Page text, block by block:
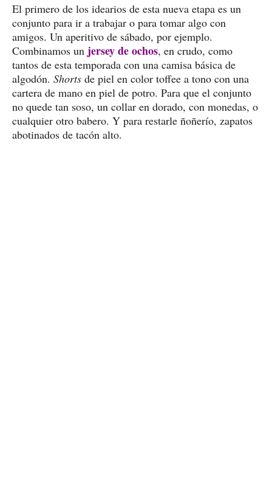
El primero de los idearios de esta nueva etapa es un
conjunto para ir a trabajar o para tomar algo con
amigos. Un aperitivo de sábado, por ejemplo.
Combinamos un jersey de ochos, en crudo, como
tantos de esta temporada con una camisa básica de
algodón. Shorts de piel en color toffee a tono con una
cartera de mano en piel de potro. Para que el conjunto
no quede tan soso, un collar en dorado, con monedas, o
cualquier otro babero. Y para restarle ñoñerío, zapatos
abotinados de tacón alto.